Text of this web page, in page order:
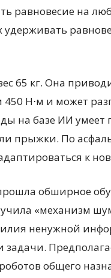
равновесие на
удерживать
65 кг. Она
Н⋅м и может
на базе ИИ
прыжки. По
к
обширное
«механизм
ненужной
общего